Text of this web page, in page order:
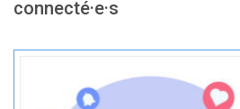
connecté·e·s